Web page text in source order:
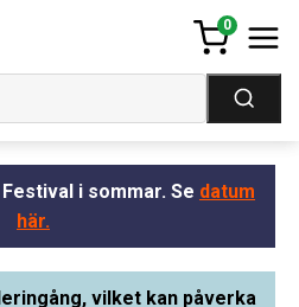
0
i sommar. Se datum
här.
vilket kan påverka